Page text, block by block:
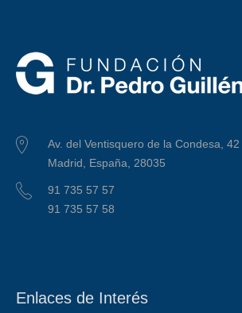
Av. del Ventisquero de la Condesa, 42
Madrid, España, 28035
91 735 57 57
91 735 57 58
Enlaces de Interés